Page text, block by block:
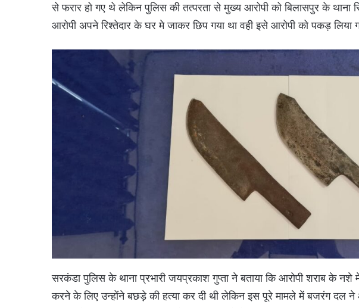
से फरार हो गए थे लेकिन पुलिस की तत्परता से मुख्य आरोपी को बिलासपुर के थाना
आरोपी अपने रिश्तेदार के घर मे जाकर छिप गया था वही इसे आरोपी को पकड़ लिया
सरकंडा पुलिस के थाना प्रभारी जयप्रकाश गुप्ता ने बताया कि आरोपी शराब के
करने के लिए उन्होंने बछड़े की हत्या कर दी थी लेकिन इस पूरे मामले में बजरंग दल ने